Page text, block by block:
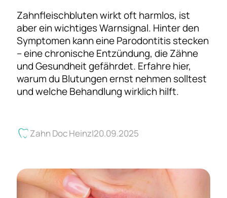
Zahnfleischbluten wirkt oft harmlos, ist
aber ein wichtiges Warnsignal. Hinter den
Symptomen kann eine Parodontitis stecken
– eine chronische Entzündung, die Zähne
und Gesundheit gefährdet. Erfahre hier,
warum du Blutungen ernst nehmen solltest
und welche Behandlung wirklich hilft.
Zahn Doc Heinz 20.09.2025